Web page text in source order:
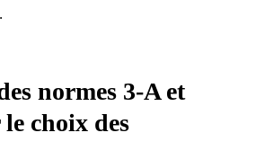
normes 3-A et
choix des